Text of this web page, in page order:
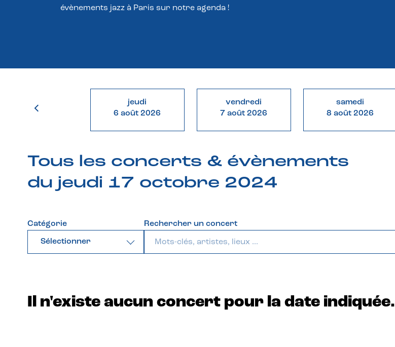
évènements jazz à Paris sur notre agenda !
jeudi
6 août 2026
vendredi
7 août 2026
samedi
8 août 2026
Tous les concerts & évènements
du jeudi 17 octobre 2024
Catégorie
Sélectionner
Rechercher un concert
Il n'existe aucun concert pour la date indiquée.